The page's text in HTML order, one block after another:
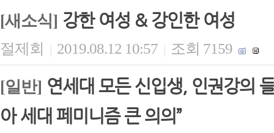
[새소식] 강한 여성 & 강인한 여성
절제회 | 2019.08.12 10:57 | 조회 7159
[일반] 연세대 모든 신입생, 인권강의
아 세대 페미니즘 큰 의의”